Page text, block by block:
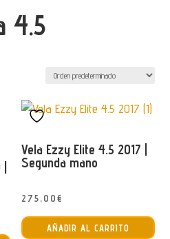
4.5
Vela Ezzy Elite 4.5 2017 |
Segunda mano
275,00€
AÑADIR AL CARRITO